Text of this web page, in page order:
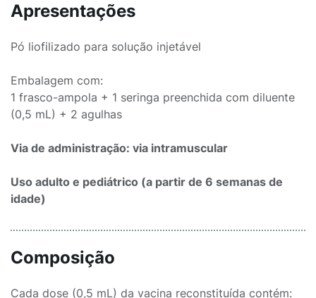
Apresentações
Pó liofilizado para solução injetável
Embalagem com:
1 frasco-ampola + 1 seringa preenchida com diluente
(0,5 mL) + 2 agulhas
Via de administração: via intramuscular
Uso adulto e pediátrico (a partir de 6 semanas de
idade)
Composição
Cada dose (0,5 mL) da vacina reconstituída contém: